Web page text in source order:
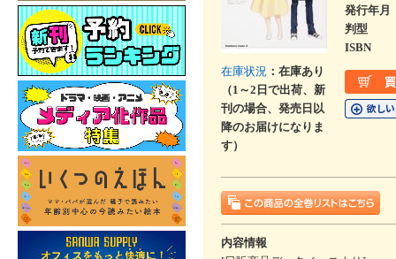
在庫状況 ：在庫あり
（1～2日で出荷、新
刊の場合、発売日以
降のお届けになりま
す）
発行年月
判型
ISBN
内容情報